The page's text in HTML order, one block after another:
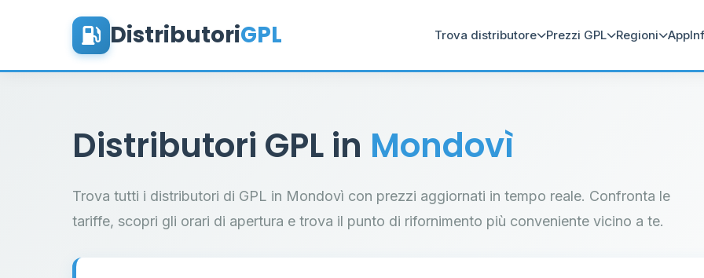
DistributoriGPL Trova distributore Prezzi GPL Regioni App
Distributori GPL in Mondovì
Trova tutti i distributori di GPL in Mondovì con prezzi aggiornati in tempo reale. Confronta le
tariffe, scopri gli orari di apertura e trova il punto di rifornimento più conveniente vicino a te.